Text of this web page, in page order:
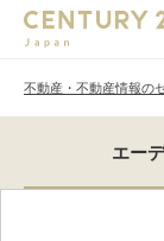
不動産・不動産情報の
エー